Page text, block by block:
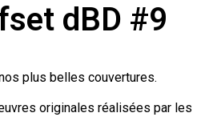
dBD #9
plus belles couvertures.
originales réalisées par les